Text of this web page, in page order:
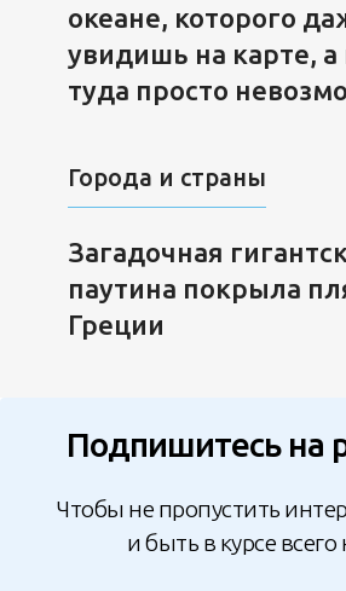
океане, которого
увидишь на карте, а
туда просто
Города и страны
Загадочная
паутина покрыла
Греции
Подпишитесь на
Чтобы не пропустить
и быть в курсе всего